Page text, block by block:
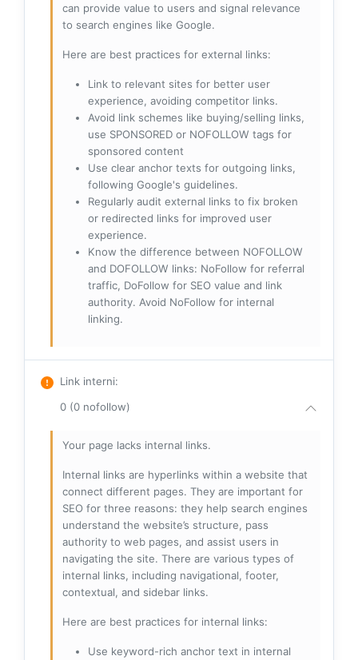
can provide value to users and signal relevance
to search engines like Google.
Here are best practices for external links:
Link to relevant sites for better user
experience, avoiding competitor links.
Avoid link schemes like buying/selling links,
use SPONSORED or NOFOLLOW tags for
sponsored content
Use clear anchor texts for outgoing links,
following Google's guidelines.
Regularly audit external links to fix broken
or redirected links for improved user
experience.
Know the difference between NOFOLLOW
and DOFOLLOW links: NoFollow for referral
traffic, DoFollow for SEO value and link
authority. Avoid NoFollow for internal
linking.
Link interni:
0 (0 nofollow)
Your page lacks internal links.
Internal links are hyperlinks within a website that
connect different pages. They are important for
SEO for three reasons: they help search engines
understand the website’s structure, pass
authority to web pages, and assist users in
navigating the site. There are various types of
internal links, including navigational, footer,
contextual, and sidebar links.
Here are best practices for internal links:
Use keyword-rich anchor text in internal